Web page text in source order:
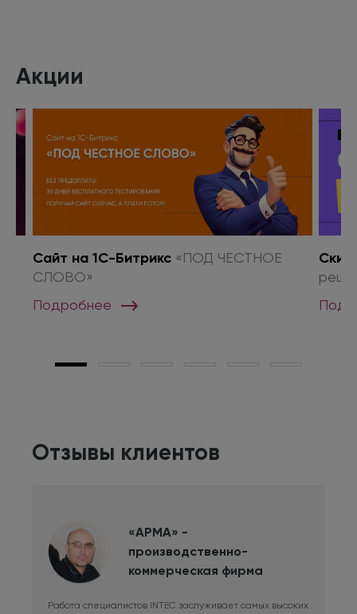
Акции
Сайт на 1С-Битрикс«ПОД ЧЕСТНОЕ
СЛОВО»
Подробнее
Отзывы клиентов
«АРМА» -
производственно-
коммерческая фирма
Работа специалистов INTEC заслуживает самых высоких